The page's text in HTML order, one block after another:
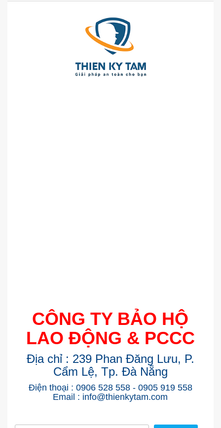
CÔNG TY BẢO HỘ
LAO ĐỘNG & PCCC
Địa chỉ : 239 Phan Đăng Lưu, P.
Cẩm Lệ, Tp. Đà Nẵng
Điện thoại : 0906 528 558 - 0905 919 558
Email : info@thienkytam.com